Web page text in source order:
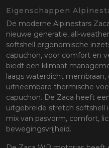
Eigenschappen
De moderne Alpinestars
nieuwe generatie, all-
softshell ergonomische
capuchon, voor comfort en
biedt een klimaat
laags waterdicht
uitneembare thermische
capuchon. De Zaca heeft
uitgebreide stretch softshell
mix van pasvorm, comfort,
bewegingsvrijheid.